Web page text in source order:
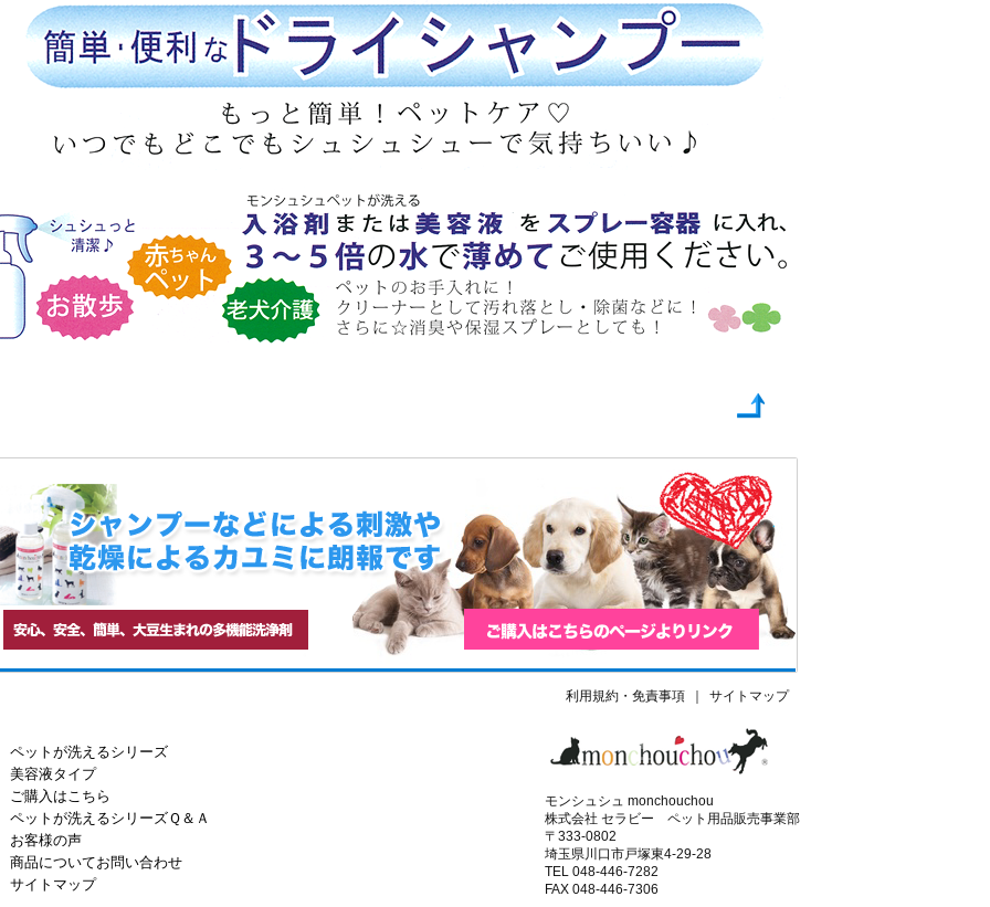
ペットが洗えるシリーズ
美容液タイプ
ご購入はこちら
ペットが洗えるシリーズＱ＆Ａ
お客様の声
商品についてお問い合わせ
サイトマップ
サイトマップ
利用規約・免責事項
モンシュシュ monchouchou
株式会社 セラビー ペット用品販売事業部
〒333-0802
埼玉県川口市戸塚東4-29-28
TEL 048-446-7282
FAX 048-446-7306